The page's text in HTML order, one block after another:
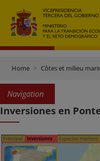
Home Côtes et milieu
Navigation
Inversiones en